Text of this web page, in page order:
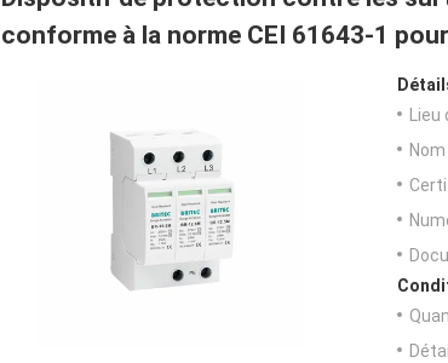
conforme à la norme CEI 61643-1
Lieu